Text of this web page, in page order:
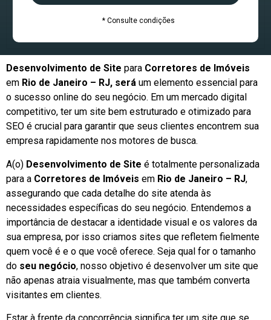
* Consulte condições
Desenvolvimento de Site para Corretores de Imóveis
em Rio de Janeiro – RJ, será um elemento essencial para
o sucesso online do seu negócio. Em um mercado digital
competitivo, ter um site bem estruturado e otimizado para
SEO é crucial para garantir que seus clientes encontrem sua
empresa rapidamente nos motores de busca.
A(o) Desenvolvimento de Site é totalmente personalizada
para a Corretores de Imóveis em Rio de Janeiro – RJ,
assegurando que cada detalhe do site atenda às
necessidades específicas do seu negócio. Entendemos a
importância de destacar a identidade visual e os valores da
sua empresa, por isso criamos sites que refletem fielmente
quem você é e o que você oferece. Seja qual for o tamanho
do seu negócio, nosso objetivo é desenvolver um site que
não apenas atraia visualmente, mas que também converta
visitantes em clientes.